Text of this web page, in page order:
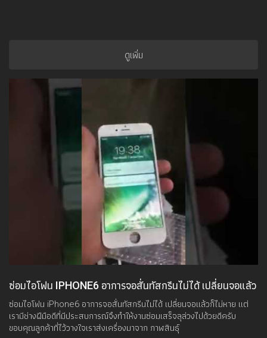
ดูเพิ่ม
ซ่อมไอโฟน IPHONE6 อาการจอสั่นทัสกรีนไม่ได้ เปลี่ยนจอแล้ว
ก็ไม่หาย
ซ่อมไอโฟน iPhone6 อาการจอสั่นทัสกรีนไม่ได้ เปลี่ยนจอแล้วก็ไม่หาย แต่
เรามีช่างฝีมือดีที่มีประสบการณ์จึงทำให้งานซ่อมเสร็จลุล่วงไปด้วยดีครับ
ขอบคุณลูกค้าที่ไว้วางใจเราส่งเครื่องมาจาก กาฬสินธุ์